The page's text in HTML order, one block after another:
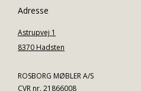
Adresse
Astrupvej 1
8370 Hadsten
ROSBORG MØBLER A/S
CVR nr. 21866008